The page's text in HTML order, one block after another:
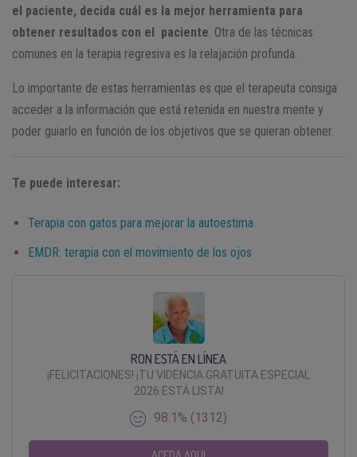
el paciente, decida cuál es la mejor herramienta para
obtener resultados con el paciente. Otra de las técnicas
comunes en la terapia regresiva es la relajación profunda.
Lo importante de estas herramientas es que el terapeuta consiga
acceder a la información que está retenida en nuestra mente y
poder guiarlo en función de los objetivos que se quieran obtener.
Te puede interesar:
Terapia con gatos para mejorar la autoestima
EMDR: terapia con el movimiento de los ojos
RON ESTÁ EN LÍNEA
¡FELICITACIONES! ¡TU VIDENCIA GRATUITA ESPECIAL
2026 ESTÁ LISTA!
98.1% (1312)